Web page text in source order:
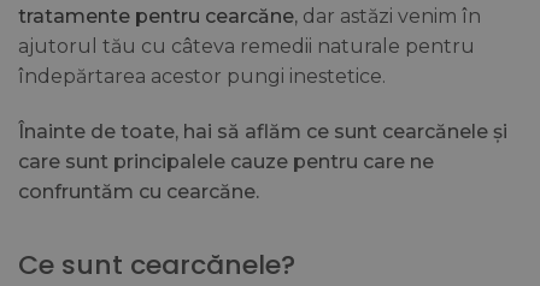
tratamente pentru cearcăne, dar astăzi venim în
ajutorul tău cu câteva remedii naturale pentru
îndepărtarea acestor pungi inestetice.
Înainte de toate, hai să aflăm ce sunt cearcănele și
care sunt principalele cauze pentru care ne
confruntăm cu cearcăne.
Ce sunt cearcănele?